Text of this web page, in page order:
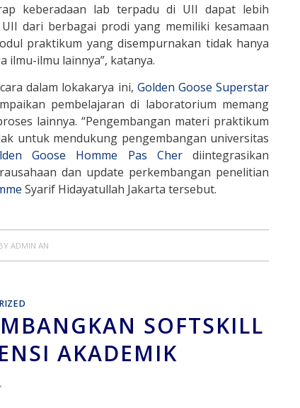
keberadaan lab terpadu di UII dapat lebih
dari berbagai prodi yang memiliki kesamaan
praktikum yang disempurnakan tidak hanya
ilmu-ilmu lainnya”, katanya.
dalam lokakarya ini, Golden Goose Superstar
pembelajaran di laboratorium memang
lainnya. “Pengembangan materi praktikum
untuk mendukung pengembangan universitas
Goose Homme Pas Cherdiintegrasikan
dan update perkembangan penelitian
Syarif Hidayatullah Jakarta tersebut.
ADMIN AN
SOFTSKILL
AKADEMIK